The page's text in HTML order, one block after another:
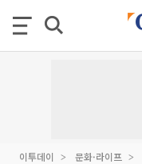
이투데이 문화·라이프